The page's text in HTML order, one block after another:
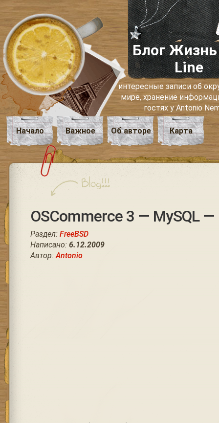
Блог Жизнь
Line
интересные записи об
мире, хранение
гостях у Antonio
Начало Важное Об авторе Карта
OSCommerce 3 — MySQL
Раздел: FreeBSD
Написано: 6.12.2009
Автор:Antonio